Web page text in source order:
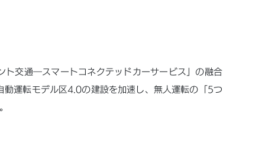
交通―スマートコネクテッドカーサービス」の融合
運転モデル区4.0の建設を加速し、無人運転の「5つ